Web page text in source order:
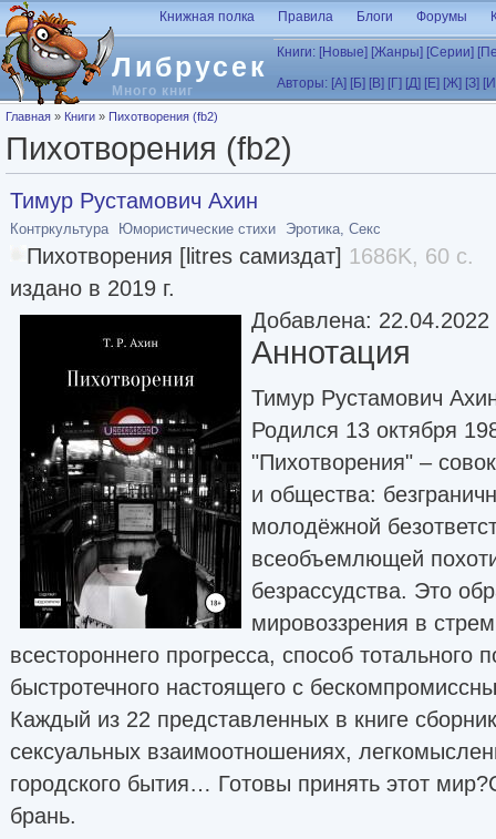
Перейти к основному содержанию
Либрусек
Много книг
Книжная полка Правила Блоги Форумы
Книги: [Новые] [Жанры] [Серии]
Авторы: [А] [Б] [В] [Г] [Д] [Е] [Ж] [З]
Вы здесь
Главная » Книги » Пихотворения (fb2)
Пихотворения (fb2)
Тимур Рустамович Ахин
Контркультура Юмористические стихи Эротика, Секс
Пихотворения [litres самиздат] 1686K, 60 с.
издано в 2019 г.
Добавлена: 22.04.2022
Аннотация
Тимур Рустамович
Родился 13 октября
"Пихотворения" –
и общества:
молодёжной
всеобъемлющей
безрассудства. Это
мировоззрения в
всестороннего прогресса, способ тотального
быстротечного настоящего с
Каждый из 22 представленных в книге
сексуальных взаимоотношениях,
городского бытия… Готовы принять этот
брань.